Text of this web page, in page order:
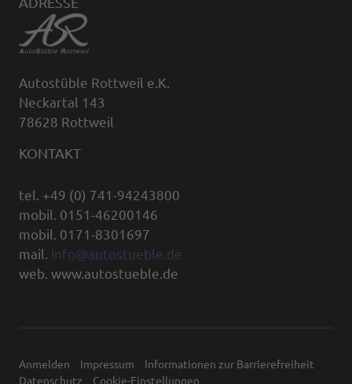
Autostüble Rottweil e.K.
Neckartal 143
78628 Rottweil
KONTAKT
tel. +49 (0) 741-94243800
mobil. 0151-46200146
mobil. 0171-8301697
mail. info@autostueble.de
web. www.autostueble.de
Anmelden Impressum
Informationen zur Barrierefreiheit
Datenschutz
Cookie-Einstellungen